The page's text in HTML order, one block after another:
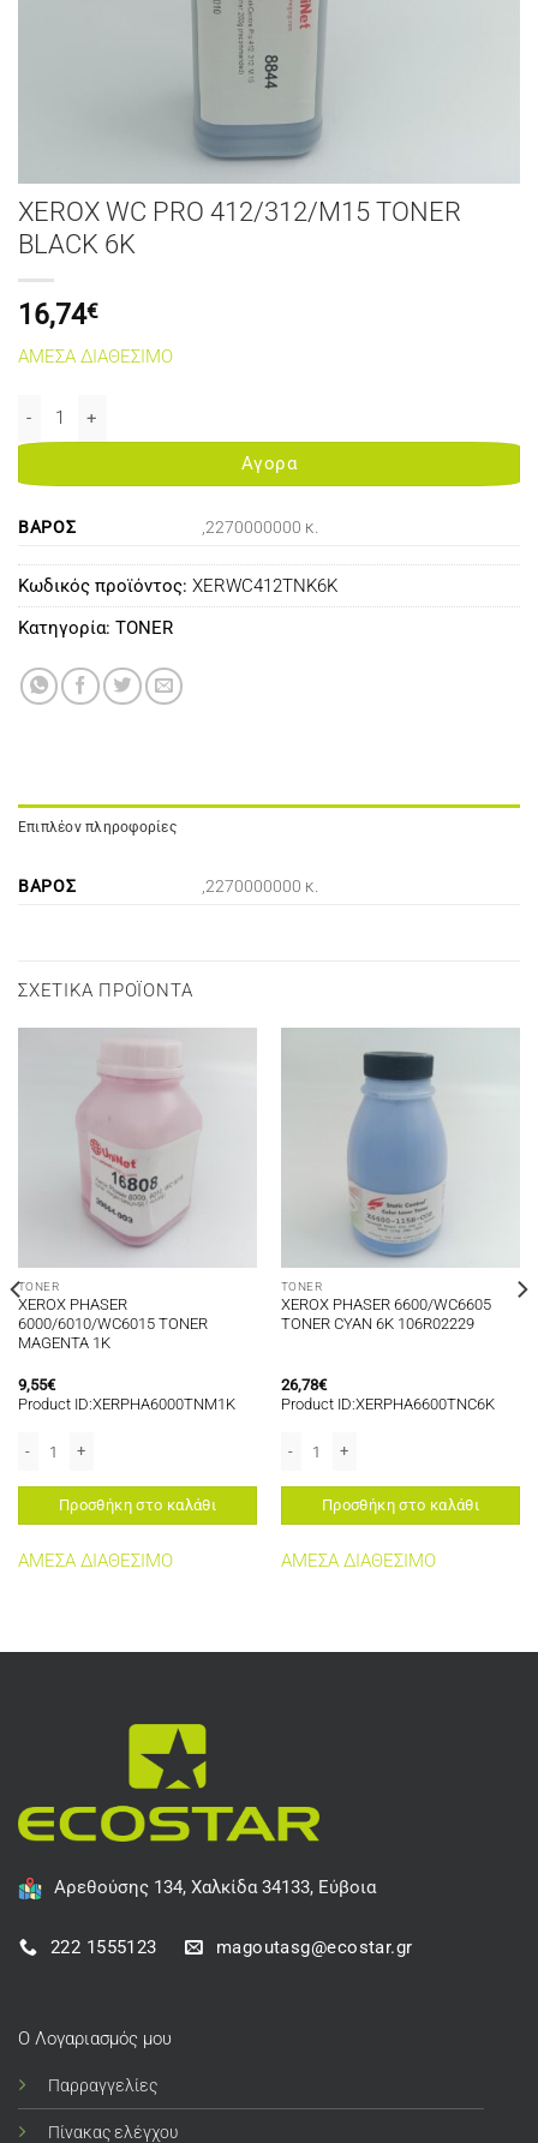
XEROX WC PRO 412/312/M15 TONER
BLACK 6K
16,74€
ΑΜΕΣΑ ΔΙΑΘΕΣΙΜΟ
XEROX WC PRO 412/312/M15 TONER BLACK 6K ποσότητα
Αγορα
ΒΆΡΟΣ ,2270000000 κ.
Κωδικός προϊόντος: XERWC412TNK6K
Κατηγορία: TONER
Επιπλέον πληροφορίες
ΒΆΡΟΣ ,2270000000 κ.
ΣΧΕΤΙΚΆ ΠΡΟΪΌΝΤΑ
TONER
XEROX PHASER
6000/6010/WC6015 TONER
MAGENTA 1K
9,55€
Product ID:XERPHA6000TNM1K
Προσθήκη στο καλάθι
ΑΜΕΣΑ ΔΙΑΘΕΣΙΜΟ
TONER
XEROX PHASER 6600/WC6605
TONER CYAN 6K 106R02229
26,78€
Product ID:ΧΕRΡΗΑ6600TNC6Κ
Προσθήκη στο καλάθι
ΑΜΕΣΑ ΔΙΑΘΕΣΙΜΟ
Αρεθούσης 134, Χαλκίδα 34133, Εύβοια
222 1555123 magoutasg@ecostar.gr
Ο Λογαριασμός μου
Παρραγγελίες
Πίνακας ελέγχου